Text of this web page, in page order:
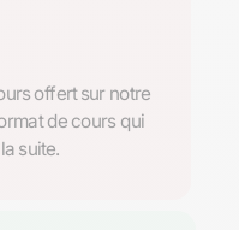
offert sur notre
de cours qui
suite.